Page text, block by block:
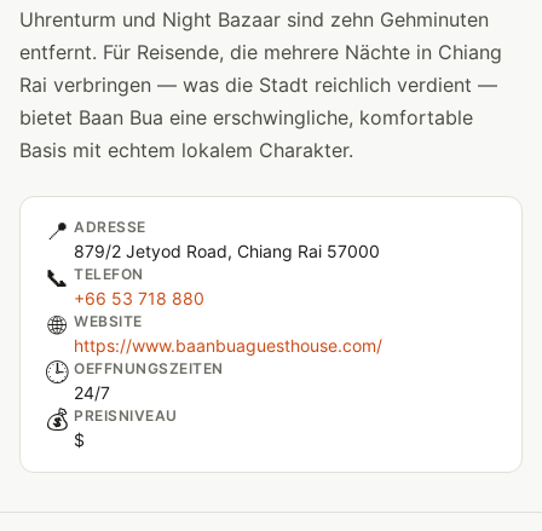
Uhrenturm und Night Bazaar sind zehn Gehminuten
entfernt. Für Reisende, die mehrere Nächte in Chiang
Rai verbringen — was die Stadt reichlich verdient —
bietet Baan Bua eine erschwingliche, komfortable
Basis mit echtem lokalem Charakter.
📍 ADRESSE
879/2 Jetyod Road, Chiang Rai 57000
📞 TELEFON
+66 53 718 880
🌐 WEBSITE
https://www.baanbuaguesthouse.com/
🕒 OEFFNUNGSZEITEN
24/7
💰 PREISNIVEAU
$